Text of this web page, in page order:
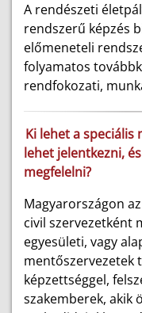
A rendészeti
rendszerű képzés
előmeneteli
folyamatos
rendfokozati,
Ki lehet a speciális
lehet jelentkezni,
megfelelni?
Magyarországon
civil szervezetként
egyesületi, vagy
mentőszervezetek
képzettséggel,
szakemberek, akik